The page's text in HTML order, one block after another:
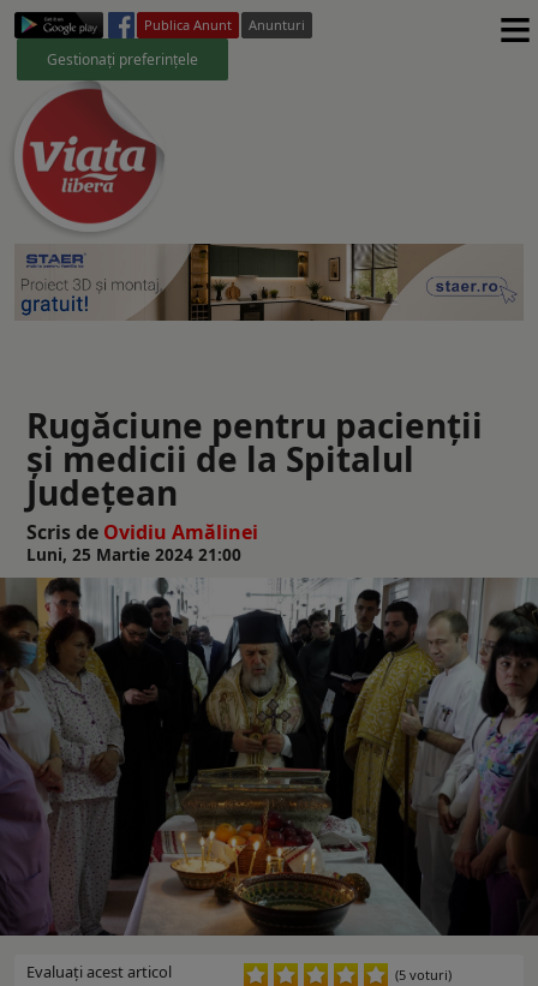
Publica Anunt Anunturi
Gestionați preferințele ≡
Rugăciune pentru pacienții
și medicii de la Spitalul
Județean
Scris de Ovidiu Amălinei
Luni, 25 Martie 2024 21:00
Evaluaţi acest articol (5 voturi)